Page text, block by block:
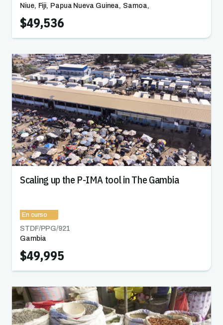
Niue, Fiji, Papua Nueva Guinea, Samoa,
$49,536
Scaling up the P-IMA tool in The Gambia
En curso
STDF/PPG/921
Gambia
$49,995